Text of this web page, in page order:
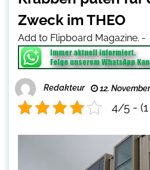
Zweck im THEO
Add to Flipboard Magazine. -
Redakteur 12.
4/5 -